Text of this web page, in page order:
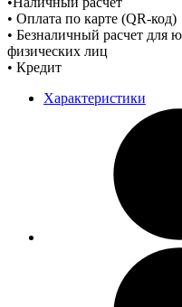
• Оплата по карте (QR-код)
• Безналичный расчет
физических лиц
• Кредит
Характеристики